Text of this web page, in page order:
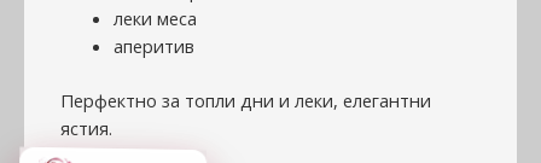
леки меса
аперитив
Перфектно за топли дни и леки, елегантни
ястия.